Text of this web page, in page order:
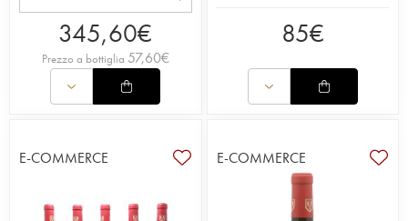
345,60€
Prezzo a bottiglia 57,60€
85€
E-COMMERCE E-COMMERCE